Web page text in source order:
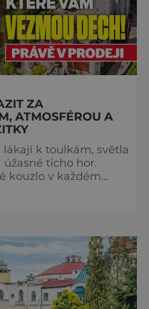
ZA
ATMOSFÉROU A
k toulkám, světla
ticho hor.
kouzlo v každém
dobrodružství i
s námi na prohlídku